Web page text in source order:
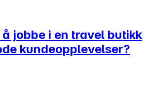
jobbe i en travel butikk
kundeopplevelser?